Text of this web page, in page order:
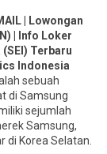
| Lowongan
| Info Loker
Terbaru
Indonesia
sebuah
di Samsung
sejumlah
Samsung,
di Korea Selatan.